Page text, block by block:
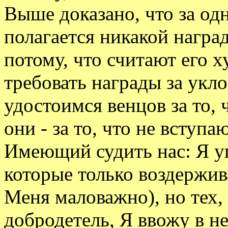
Выше доказано, что за
полагается никакой
потому, что считают его
требовать награды за
удостоимся венцов за то,
они - за то, что не
Имеющий судить нас: Я
которые только
Меня маловажно), но
добродетель, Я ввожу в